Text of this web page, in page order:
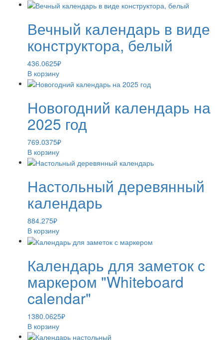
Вечный календарь в виде
конструктора, белый
436.0625₽
В корзину
Новогодний календарь на
2025 год
769.0375₽
В корзину
Настольный деревянный
календарь
884.275₽
В корзину
Календарь для заметок с
маркером "Whiteboard
calendar"
1380.0625₽
В корзину